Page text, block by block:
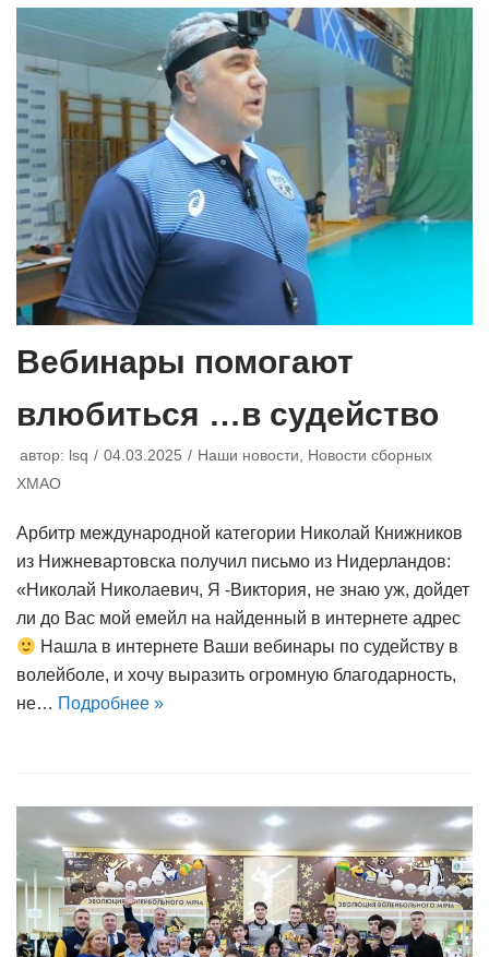
Вебинары помогают
влюбиться …в судейство
автор: lsq 04.03.2025 Наши новости
Новости сборных
ХМАО
Арбитр международной категории Николай Книжников
из Нижневартовска получил письмо из Нидерландов:
«Николай Николаевич, Я -Виктория, не знаю уж, дойдет
ли до Вас мой емейл на найденный в интернете адрес
Нашла в интернете Ваши вебинары по судейству в
волейболе, и хочу выразить огромную благодарность,
не… Подробнее »